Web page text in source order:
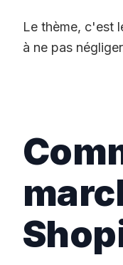
Le thème, c'est
à ne pas